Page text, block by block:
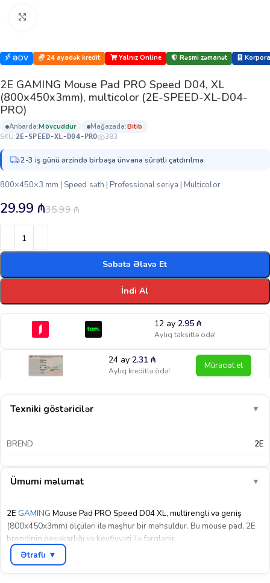
ƏDV 24 ayadək kredit Yalnız Online Rəsmi zəmanət
2E GAMING Mouse Pad PRO Speed D04, XL
(800x450x3mm), multicolor (2E-SPEED-XL-D04-
PRO)
anbarda: mövcuddur mağazada:
bi̇ti̇b
SKU:2E-SPEED-XL-D04-PRO 383
2-3 iş günü ərzində birbaşa ünvana sürətli çatdırılma
800×450×3 mm | Speed səth | Professional seriya | Multicolor
35.99₼
29.99 ₼
Səbətə Əlavə Et
İndi Al
12 ay 2.95 ₼
Aylıq taksitlə ödə!
24 ay2.31₼
Aylıq kreditlə ödə! Müraciət et
Texniki göstəricilər ▼
BREND 2E
Ümumi məlumat ▼
2E GAMING Mouse Pad PRO Speed D04 XL, multirengli və geniş
(800x450x3mm) ölçüləri ilə məşhur bir məhsuldur. Bu mouse pad, 2E
brendinin peşəkarlığı və keyfiyyəti ilə fərqlənir.
Bu mouse pad-in əsas xüsusiyyətləri və faydaları ilə tanış olmaq
Ətraflı ▼